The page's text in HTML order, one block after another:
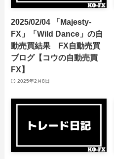
2025/02/04 「Majesty-
FX」「Wild Dance」の自
動売買結果 FX自動売買
ブログ【コウの自動売買
FX】
2025年2月8日